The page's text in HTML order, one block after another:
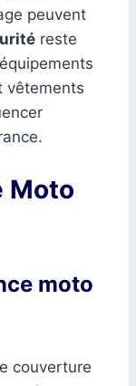
peuvent
reste
vêtements
Moto
moto
couverture